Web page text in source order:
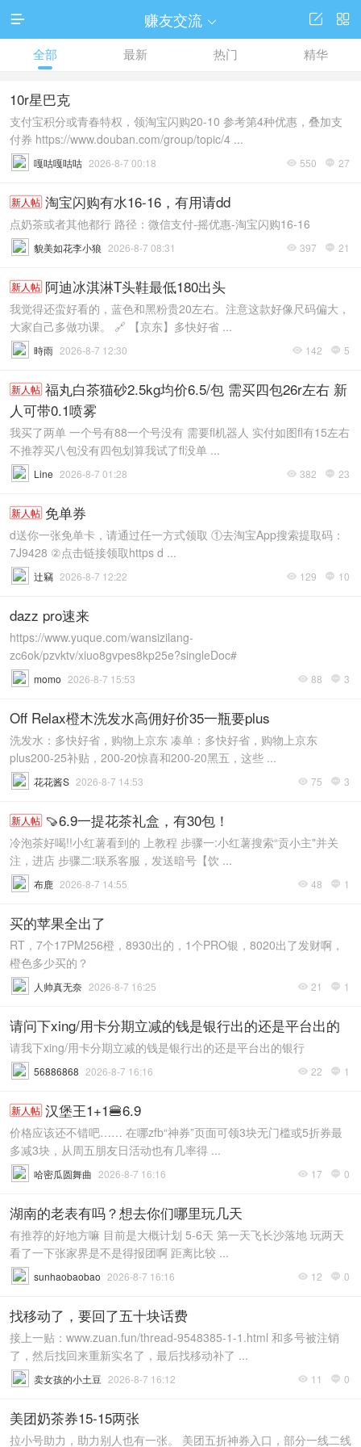
 赚友交流  

全部 最新 热门 精华
10r星巴克
支付宝积分或青春特权，领淘宝闪购20-10 参考第4种优惠，叠加支
付券 https://www.douban.com/group/topic/4 ...
 550  27
嘎咕嘎咕咕 2026-8-7 00:18
新人帖 淘宝闪购有水16-16，有用请dd
点奶茶或者其他都行 路径：微信支付-摇优惠-淘宝闪购16-16
 397  21
貌美如花李小狼 2026-8-7 08:31
新人帖 阿迪冰淇淋T头鞋最低180出头
我觉得还蛮好看的，蓝色和黑粉贵20左右。注意这款好像尺码偏大，
大家自己多做功课。 🔗 【京东】多快好省 ...
 142  5
時雨 2026-8-7 12:30
新人帖 福丸白茶猫砂2.5kg均价6.5/包 需买四包26r左右 新
人可带0.1喷雾
我买了两单 一个号有88一个号没有 需要fl机器人 实付如图fl有15左右
不推荐买八包没有四包划算我试了fl没单 ...
 382  23
Line 2026-8-7 01:28
新人帖 免单券
d送你一张免单卡，请通过任一方式领取 ①去淘宝App搜索提取码：
7J9428 ②点击链接领取https d ...
 129  10
辻竊 2026-8-7 12:22
dazz pro速来
https://www.yuque.com/wansizilang-
zc6ok/pzvktv/xiuo8gvpes8kp25e?singleDoc#
 88  3
momo 2026-8-7 15:53
Off Relax橙木洗发水高佣好价35一瓶要plus
洗发水：多快好省，购物上京东 凑单：多快好省，购物上京东
plus200-25补贴，200-20惊喜和200-20黑五，这些 ...
 75  3
花花酱S 2026-8-7 14:53
新人帖 🍠6.9一提花茶礼盒，有30包！
冷泡茶好喝!!小红薯看到的 上教程 步骤一:小红薯搜索“贡小主"并关
注，进店 步骤二:联系客服，发送暗号【饮 ...
 48  1
布鹿 2026-8-7 14:55
买的苹果全出了
RT，7个17PM256橙，8930出的，1个PRO银，8020出了发财啊，
橙色多少买的？
 21  1
人帅真无奈 2026-8-7 16:25
请问下xing/用卡分期立减的钱是银行出的还是平台出的
请我下xing/用卡分期立减的钱是银行出的还是平台出的银行
 22  1
56886868 2026-8-7 16:16
新人帖 汉堡王1+1🍔6.9
价格应该还不错吧…… 在哪zfb“神券”页面可领3块无门槛或5折券最
多减3块，从周五朋友日活动也有几率得 ...
 17  0
哈密瓜圆舞曲 2026-8-7 16:16
湖南的老表有吗？想去你们哪里玩几天
有推荐的好地方嘛 目前是大概计划 5-6天 第一天飞长沙落地 玩两天
看了一下张家界是不是得报团啊 距离比较 ...
 12  0
sunhaobaobao 2026-8-7 16:16
找移动了，要回了五十块话费
接上一贴：www.zuan.fun/thread-9548385-1-1.html 和多号被注销
了，然后找回来重新实名了，最后找移动补了 ...
 11  0
卖女孩的小土豆 2026-8-7 16:12
美团奶茶券15-15两张
拉小号助力，助力别人也有一张。 美团五折神券入口，部分一线二线